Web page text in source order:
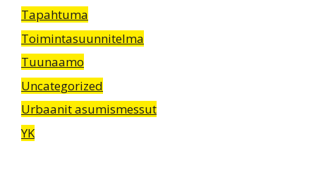
Tapahtuma
Toimintasuunnitelma
Tuunaamo
Uncategorized
Urbaanit asumismessut
YK